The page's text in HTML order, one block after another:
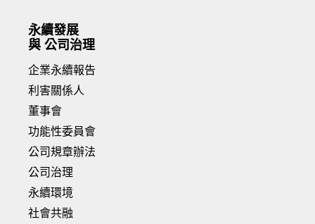
永續發展
與 公司治理
企業永續報告
利害關係人
董事會
功能性委員會
公司規章辦法
公司治理
永續環境
社會共融